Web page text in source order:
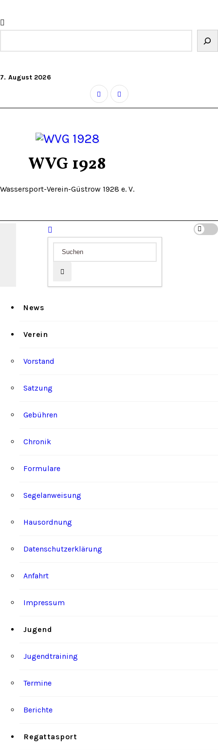
Inhalt
springen
7. August 2026
WVG 1928
Wassersport-Verein-Güstrow 1928 e. V.
News
Verein
Vorstand
Satzung
Gebühren
Chronik
Formulare
Segelanweisung
Hausordnung
Datenschutzerklärung
Anfahrt
Impressum
Jugend
Jugendtraining
Termine
Berichte
Regattasport